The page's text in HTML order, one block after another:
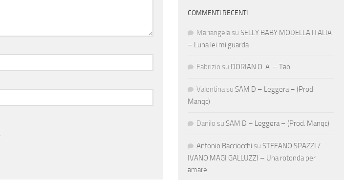
COMMENTI RECENTI
Mariangela su SELLY BABY MODELLA ITALIA
– Luna lei mi guarda
Fabrizio su DORIAN O. A. – Tao
Valentina su SAM D – Leggera – (Prod.
Manqc)
Danilo su SAM D – Leggera – (Prod. Manqc)
Antonio Bacciocchi su STEFANO SPAZZI /
IVANO MAGI GALLUZZI – Una rotonda per
amare